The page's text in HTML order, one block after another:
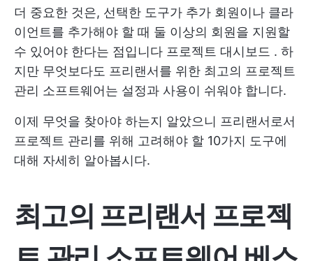
더 중요한 것은, 선택한 도구가 추가 회원이나 클라
이언트를 추가해야 할 때 둘 이상의 회원을 지원할
수 있어야 한다는 점입니다 프로젝트 대시보드 . 하
지만 무엇보다도 프리랜서를 위한 최고의 프로젝트
관리 소프트웨어는 설정과 사용이 쉬워야 합니다.
이제 무엇을 찾아야 하는지 알았으니 프리랜서로서
프로젝트 관리를 위해 고려해야 할 10가지 도구에
대해 자세히 알아봅시다.
최고의 프리랜서 프로젝